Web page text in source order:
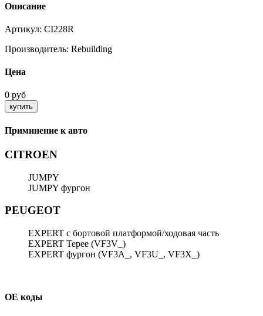
Описание
Артикул: CI228R
Производитель: Rebuilding
Цена
0 руб
Приминение к авто
CITROEN
JUMPY
JUMPY фургон
PEUGEOT
EXPERT Tepee (VF3V_)
EXPERT фургон (VF3A_, VF3U_, VF3X_)
ОЕ коды